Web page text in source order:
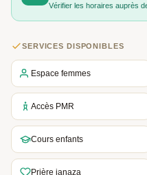
Vérifier les horaires auprès
SERVICES DISPONIBLES
Espace femmes
Accès PMR
Cours enfants
Prière janaza